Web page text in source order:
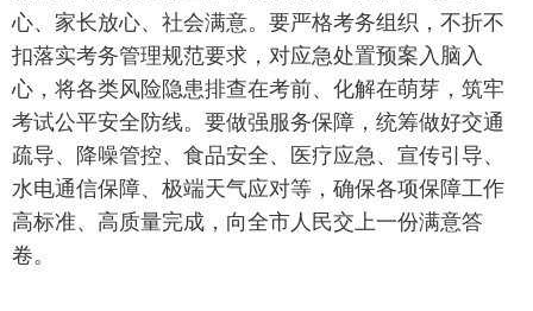
心、家长放心、社会满意。要严格考务组织，不折不
扣落实考务管理规范要求，对应急处置预案入脑入
心，将各类风险隐患排查在考前、化解在萌芽，筑牢
考试公平安全防线。要做强服务保障，统筹做好交通
疏导、降噪管控、食品安全、医疗应急、宣传引导、
水电通信保障、极端天气应对等，确保各项保障工作
高标准、高质量完成，向全市人民交上一份满意答
卷。